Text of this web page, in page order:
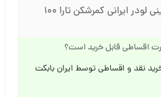
لودر ایرانی کمرشکن تارا ۱۰۰
نقد و اقساطی توسط ایران بابکت